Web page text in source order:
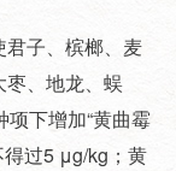
子、槟榔、麦
枣、地龙、蜈
下增加“黄曲霉
得过5 μg/kg；黄